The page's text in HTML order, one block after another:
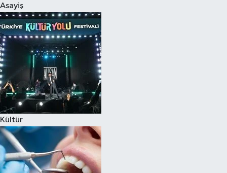
Asayiş
Kültür